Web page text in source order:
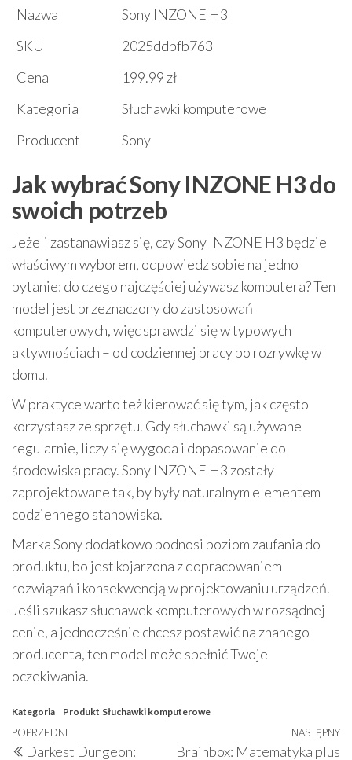
Nazwa
Sony INZONE H3
SKU
2025ddbfb763
Cena
199.99 zł
Kategoria
Słuchawki komputerowe
Producent
Sony
Jak wybrać Sony INZONE H3 do
swoich potrzeb
Jeżeli zastanawiasz się, czy Sony INZONE H3 będzie
właściwym wyborem, odpowiedz sobie na jedno
pytanie: do czego najczęściej używasz komputera? Ten
model jest przeznaczony do zastosowań
komputerowych, więc sprawdzi się w typowych
aktywnościach – od codziennej pracy po rozrywkę w
domu.
W praktyce warto też kierować się tym, jak często
korzystasz ze sprzętu. Gdy słuchawki są używane
regularnie, liczy się wygoda i dopasowanie do
środowiska pracy. Sony INZONE H3 zostały
zaprojektowane tak, by były naturalnym elementem
codziennego stanowiska.
Marka Sony dodatkowo podnosi poziom zaufania do
produktu, bo jest kojarzona z dopracowaniem
rozwiązań i konsekwencją w projektowaniu urządzeń.
Jeśli szukasz słuchawek komputerowych w rozsądnej
cenie, a jednocześnie chcesz postawić na znanego
producenta, ten model może spełnić Twoje
oczekiwania.
Kategoria Produkt Słuchawki komputerowe
Nawigacja
Poprzedni
POPRZEDNI
Darkest Dungeon:
NASTĘPNY
Brainbox: Matematyka plus